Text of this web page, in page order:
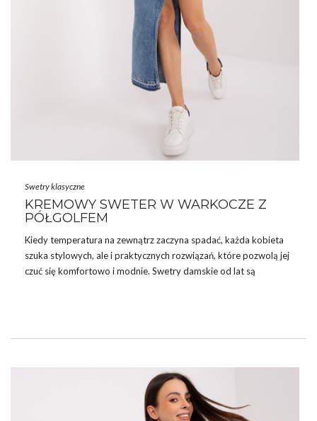
Swetry klasyczne
KREMOWY SWETER W WARKOCZE Z
PÓŁGOLFEM
Kiedy temperatura na zewnątrz zaczyna spadać, każda kobieta
szuka stylowych, ale i praktycznych rozwiązań, które pozwolą jej
czuć się komfortowo i modnie. Swetry damskie od lat są
KREMOWY SWETER W WARKOCZE Z
PÓŁGOLFEM – IDEALNY WYBÓR NA